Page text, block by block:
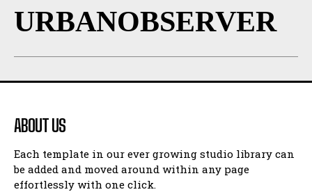
URBANOBSERVER
ABOUT US
Each template in our ever growing studio library can
be added and moved around within any page
effortlessly with one click.